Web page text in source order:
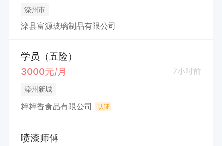
滦州市
滦县富源玻璃制品有限公司
学员（五险）
3000元/月
7小时前
滦州新城
粹粹香食品有限公司 认证
喷漆师傅